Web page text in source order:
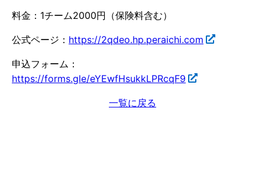
料金：1チーム2000円（保険料含む）
公式ページ： https://2qdeo.hp.peraichi.com
申込フォーム：
https://forms.gle/eYEwfHsukkLPRcqF9
一覧に戻る